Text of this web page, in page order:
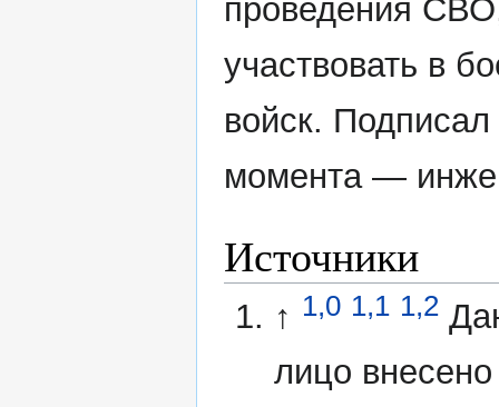
проведения
участвовать в
войск.
момента —
Источники
↑ 1,0 1,1 1,2
лицо